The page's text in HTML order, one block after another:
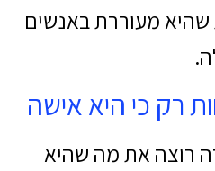
מעוררת באנשים
רק כי היא אישה
רוצה את מה שהיא